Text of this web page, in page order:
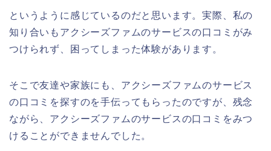
というように感じているのだと思います。実際、私の
知り合いもアクシーズファムのサービスの口コミがみ
つけられず、困ってしまった体験があります。
そこで友達や家族にも、アクシーズファムのサービス
の口コミを探すのを手伝ってもらったのですが、残念
ながら、アクシーズファムのサービスの口コミをみつ
けることができませんでした。